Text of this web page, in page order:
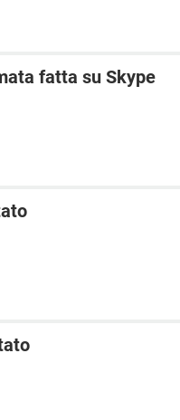
fatta su Skype